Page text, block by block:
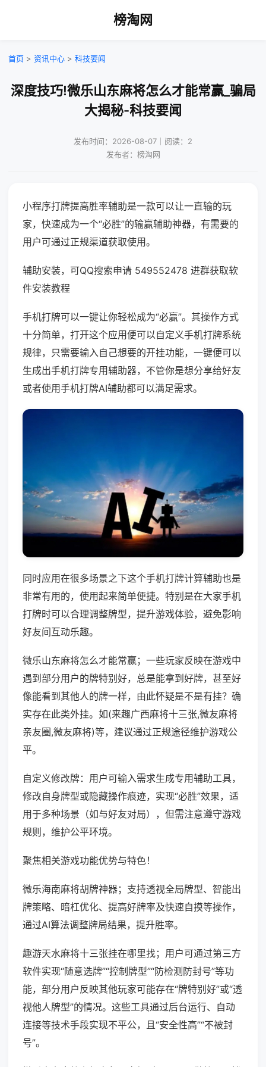
榜淘网
首页 > 资讯中心 > 科技要闻
深度技巧!微乐山东麻将怎么才能常赢_骗局
大揭秘-科技要闻
发布时间：2026-08-07｜阅读：2
发布者：榜淘网
小程序打牌提高胜率辅助是一款可以让一直输的玩
家，快速成为一个“必胜”的输赢辅助神器，有需要的
用户可通过正规渠道获取使用。
辅助安装，可QQ搜索申请 549552478 进群获取软
件安装教程
手机打牌可以一键让你轻松成为“必赢”。其操作方式
十分简单，打开这个应用便可以自定义手机打牌系统
规律，只需要输入自己想要的开挂功能，一键便可以
生成出手机打牌专用辅助器，不管你是想分享给好友
或者使用手机打牌AI辅助都可以满足需求。
同时应用在很多场景之下这个手机打牌计算辅助也是
非常有用的，使用起来简单便捷。特别是在大家手机
打牌时可以合理调整牌型，提升游戏体验，避免影响
好友间互动乐趣。
微乐山东麻将怎么才能常赢；一些玩家反映在游戏中
遇到部分用户的牌特别好，总是能拿到好牌，甚至好
像能看到其他人的牌一样，由此怀疑是不是有挂？确
实存在此类外挂。如(来趣广西麻将十三张,微友麻将
亲友圈,微友麻将)等，建议通过正规途径维护游戏公
平。
自定义修改牌：用户可输入需求生成专用辅助工具，
修改自身牌型或隐藏操作痕迹，实现“必胜”效果，适
用于多种场景（如与好友对局），但需注意遵守游戏
规则，维护公平环境。
聚焦相关游戏功能优势与特色！
微乐海南麻将胡牌神器；支持透视全局牌型、智能出
牌策略、暗杠优化、提高好牌率及快速自摸等操作，
通过AI算法调整牌局结果，提升胜率。
趣游天水麻将十三张挂在哪里找；用户可通过第三方
软件实现“随意选牌”“控制牌型”“防检测防封号”等功
能，部分用户反映其他玩家可能存在“牌特别好”或“透
视他人牌型”的情况。这些工具通过后台运行、自动
连接等技术手段实现不平公，且“安全性高”“不被封
号”。